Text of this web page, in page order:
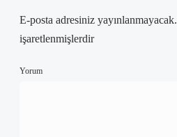
E-posta adresiniz yayınlanmayacak.
işaretlenmişlerdir
Yorum